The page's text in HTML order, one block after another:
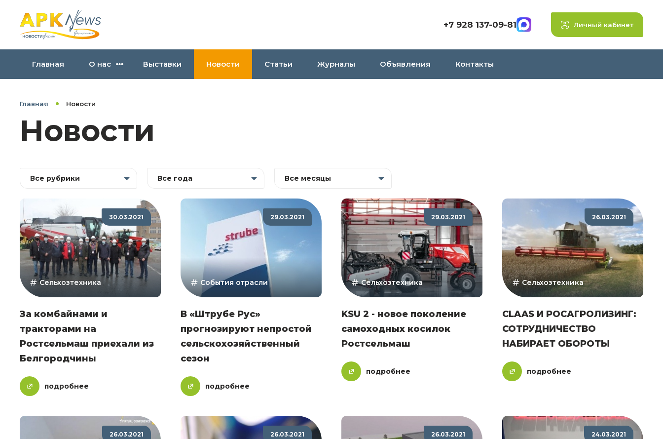
+7 928 137-09-81 Личный кабинет
Главная О нас Выставки Новости Статьи Журналы Объявления Контакты
Главная Новости
Новости
Все рубрики Все года Все месяцы
30.03.2021
Сельхозтехника
За комбайнами и
тракторами на
Ростсельмаш приехали из
Белгородчины
подробнее
29.03.2021
События отрасли
В «Штрубе Рус»
прогнозируют непростой
сельскохозяйственный
сезон
подробнее
29.03.2021
Сельхозтехника
KSU 2 - новое поколение
самоходных косилок
Ростсельмаш
подробнее
26.03.2021
Сельхозтехника
CLAAS И РОСАГРОЛИЗИНГ:
СОТРУДНИЧЕСТВО
НАБИРАЕТ ОБОРОТЫ
подробнее
26.03.2021 26.03.2021 26.03.2021 24.03.2021